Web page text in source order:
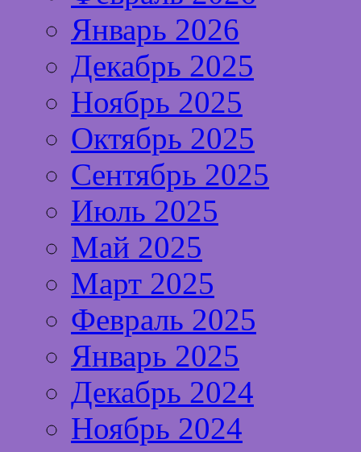
Январь 2026
Декабрь 2025
Ноябрь 2025
Октябрь 2025
Сентябрь 2025
Июль 2025
Май 2025
Март 2025
Февраль 2025
Январь 2025
Декабрь 2024
Ноябрь 2024